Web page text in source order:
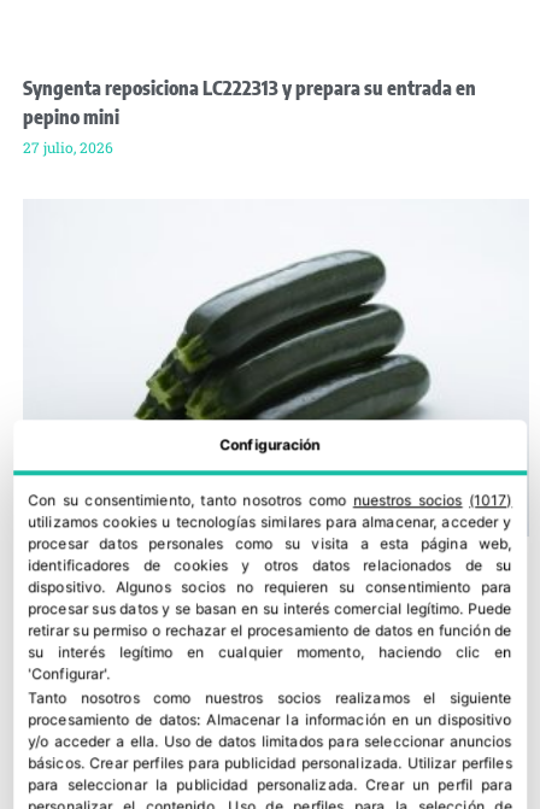
Syngenta reposiciona LC222313 y prepara su entrada en
pepino mini
27 julio, 2026
Configuración
Con su consentimiento, tanto nosotros como nuestros socios (1017)
utilizamos cookies u tecnologías similares para almacenar, acceder y
procesar datos personales como su visita a esta página web,
identificadores de cookies y otros datos relacionados de su
dispositivo. Algunos socios no requieren su consentimiento para
procesar sus datos y se basan en su interés comercial legítimo. Puede
retirar su permiso o rechazar el procesamiento de datos en función de
su interés legítimo en cualquier momento, haciendo clic en
'Configurar'.
Tanto nosotros como nuestros socios realizamos el siguiente
procesamiento de datos:Almacenar la información en un dispositivo
y/o acceder a ella. Uso de datos limitados para seleccionar anuncios
básicos.Crear perfiles para publicidad personalizada. Utilizar perfiles
para seleccionar la publicidad personalizada.Crear un perfil para